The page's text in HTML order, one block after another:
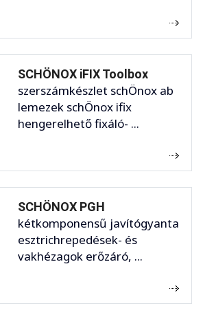
SCHÖNOX iFIX Toolbox
szerszámkészlet schÖnox ab
lemezek schÖnox ifix
hengerelhető fixáló- ...
SCHÖNOX PGH
kétkomponensű javítógyanta
esztrichrepedések- és
vakhézagok erőzáró, ...